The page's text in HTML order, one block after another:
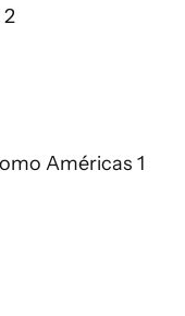
2
Américas 1